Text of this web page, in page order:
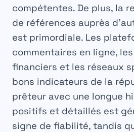
compétentes. De plus, la
de références auprès
est primordiale. Les
commentaires en ligne,
financiers et les réseaux
bons indicateurs de la
prêteur avec une longue
positifs et détaillés est
signe de fiabilité, tandis